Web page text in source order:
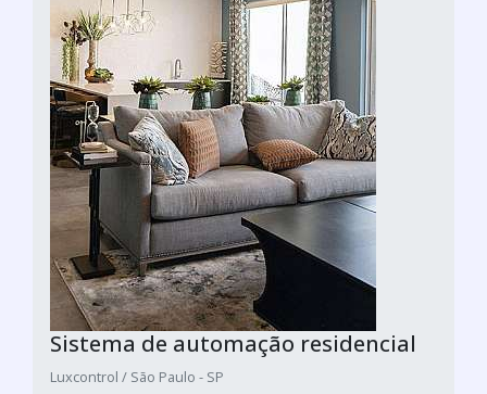
Sistema de automação residencial
Luxcontrol / São Paulo - SP